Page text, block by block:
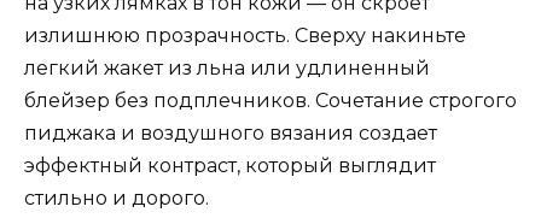
излишнюю прозрачность. Сверху накиньте
легкий жакет из льна или удлиненный
блейзер без подплечников. Сочетание строгого
пиджака и воздушного вязания создает
эффектный контраст, который выглядит
стильно и дорого.